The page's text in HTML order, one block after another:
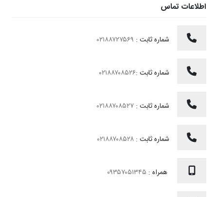
اطلاعات تماس
شماره ثابت :
شماره ثابت :۰۲۱۸۸۷۰۸۵۲۶
شماره ثابت :
شماره ثابت :
همراه :